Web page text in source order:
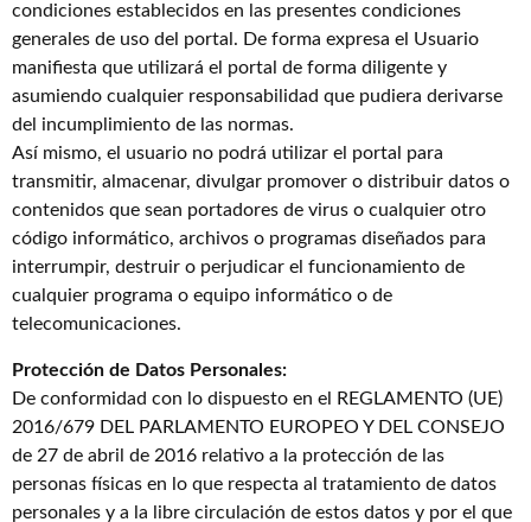
condiciones establecidos en las presentes condiciones
generales de uso del portal. De forma expresa el Usuario
manifiesta que utilizará el portal de forma diligente y
asumiendo cualquier responsabilidad que pudiera derivarse
del incumplimiento de las normas.
Así mismo, el usuario no podrá utilizar el portal para
transmitir, almacenar, divulgar promover o distribuir datos o
contenidos que sean portadores de virus o cualquier otro
código informático, archivos o programas diseñados para
interrumpir, destruir o perjudicar el funcionamiento de
cualquier programa o equipo informático o de
telecomunicaciones.
Protección de Datos Personales:
De conformidad con lo dispuesto en el REGLAMENTO (UE)
2016/679 DEL PARLAMENTO EUROPEO Y DEL CONSEJO
de 27 de abril de 2016 relativo a la protección de las
personas físicas en lo que respecta al tratamiento de datos
personales y a la libre circulación de estos datos y por el que